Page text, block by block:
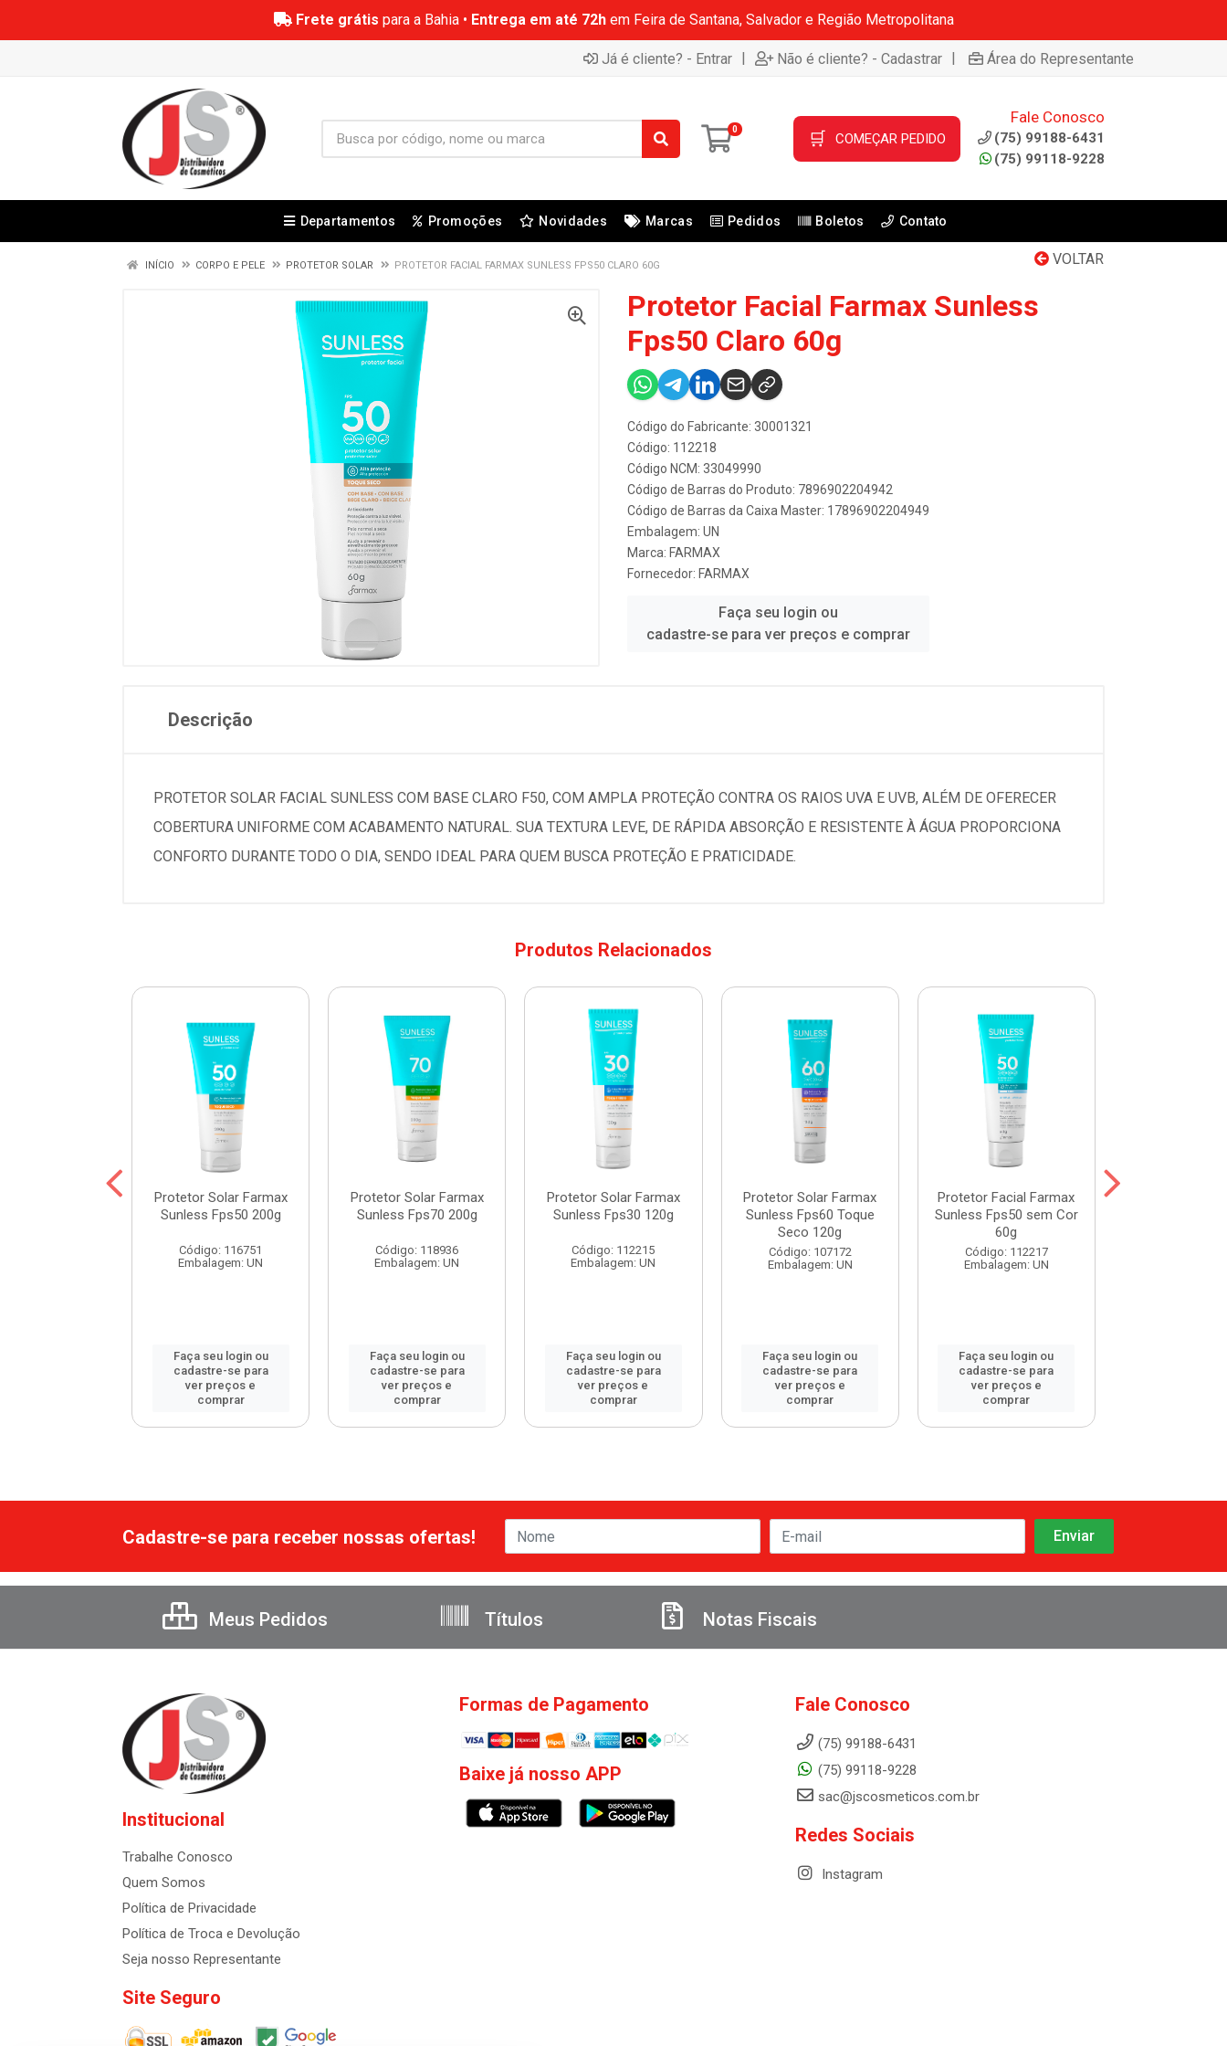
Frete grátis para a Bahia • Entrega em até 72hem Feira de Santana, Salvador e Região Metropolitana
Já é cliente? - Entrar | Não é cliente? - Cadastrar | Área do Representante
0 🛒 COMEÇAR PEDIDO
Fale Conosco
(75) 99188-6431
(75) 99118-9228
Departamentos Promoções Novidades Marcas Pedidos Boletos Contato
VOLTAR
INÍCIO CORPO E PELE PROTETOR SOLAR PROTETOR FACIAL FARMAX SUNLESS FPS50 CLARO 60G
Protetor Facial Farmax Sunless
Fps50 Claro 60g
Código do Fabricante: 30001321
Código: 112218
Código NCM: 33049990
Código de Barras do Produto: 7896902204942
Código de Barras da Caixa Master: 17896902204949
Embalagem: UN
Marca: FARMAX
Fornecedor: FARMAX
Faça seu login ou
cadastre-se para ver preços e comprar
Descrição
PROTETOR SOLAR FACIAL SUNLESS COM BASE CLARO F50, COM AMPLA PROTEÇÃO CONTRA OS RAIOS UVA E UVB, ALÉM DE OFERECER
COBERTURA UNIFORME COM ACABAMENTO NATURAL. SUA TEXTURA LEVE, DE RÁPIDA ABSORÇÃO E RESISTENTE À ÁGUA PROPORCIONA
CONFORTO DURANTE TODO O DIA, SENDO IDEAL PARA QUEM BUSCA PROTEÇÃO E PRATICIDADE.
Produtos Relacionados
Protetor Solar Farmax
Sunless Fps50 200g
Código: 116751
Embalagem: UN
Faça seu login ou
cadastre-se para
ver preços e
comprar
Protetor Solar Farmax
Sunless Fps70 200g
Código: 118936
Embalagem: UN
Faça seu login ou
cadastre-se para
ver preços e
comprar
Protetor Solar Farmax
Sunless Fps30 120g
Código: 112215
Embalagem: UN
Faça seu login ou
cadastre-se para
ver preços e
comprar
Protetor Solar Farmax
Sunless Fps60 Toque
Seco 120g
Código: 107172
Embalagem: UN
Faça seu login ou
cadastre-se para
ver preços e
comprar
Protetor Facial Farmax
Sunless Fps50 sem Cor
60g
Código: 112217
Embalagem: UN
Faça seu login ou
cadastre-se para
ver preços e
comprar
Cadastre-se para receber nossas ofertas!
Meus Pedidos Títulos Notas Fiscais
Institucional
Trabalhe Conosco
Quem Somos
Política de Privacidade
Política de Troca e Devolução
Seja nosso Representante
Site Seguro
Formas de Pagamento
Baixe já nosso APP
Fale Conosco
(75) 99188-6431
(75) 99118-9228
sac@jscosmeticos.com.br
Redes Sociais
Instagram